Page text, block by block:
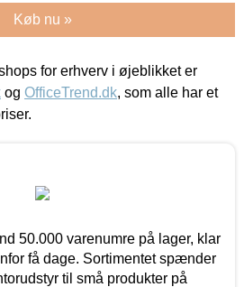
Køb nu »
for erhverv i øjeblikket er
og OfficeTrend.dk, som alle har et
50.000 varenumre på lager, klar
få dage. Sortimentet spænder
til små produkter på